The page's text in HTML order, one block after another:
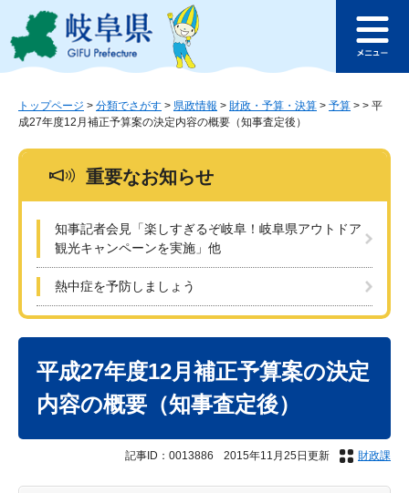
ジ
ュ
このページの本文へ
ュ
トップページ > 分類でさがす > 県政情報 > 財政・予算・決算 > 予算 > > 平
成27年度12月補正予算案の決定内容の概要（知事査定後）
重要なお知らせ
知事記者会見「楽しすぎるぞ岐阜！岐阜県アウトドア
観光キャンペーンを実施」他
熱中症を予防しましょう
平成27年度12月補正予算案の決定
内容の概要（知事査定後）
記事ID：0013886 2015年11月25日更新 財政課